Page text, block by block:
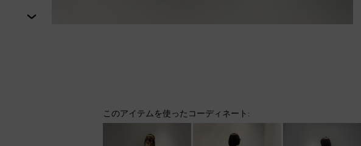
次
このアイテムを使ったコーディネート: